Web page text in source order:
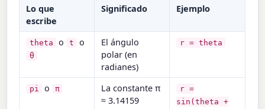
Lo que
escribe
Significado Ejemplo
theta o t o
θ
El ángulo
polar (en
radianes)
r = theta
pi o π
La constante π
≈ 3.14159
r =
sin(theta +